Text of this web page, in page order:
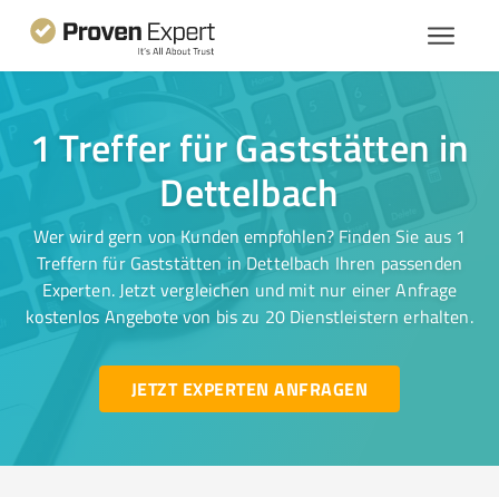
1 Treffer für Gaststätten in
Dettelbach
Wer wird gern von Kunden empfohlen? Finden Sie aus 1
Treffern für Gaststätten in Dettelbach Ihren passenden
Experten. Jetzt vergleichen und mit nur einer Anfrage
kostenlos Angebote von bis zu 20 Dienstleistern erhalten.
JETZT EXPERTEN ANFRAGEN